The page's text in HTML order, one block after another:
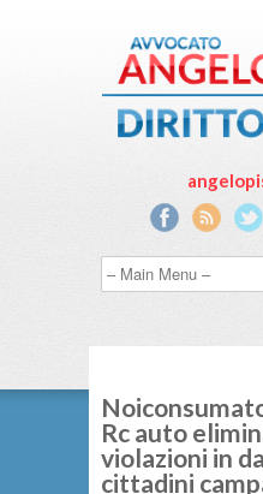
Rc auto
violazioni in
cittadini